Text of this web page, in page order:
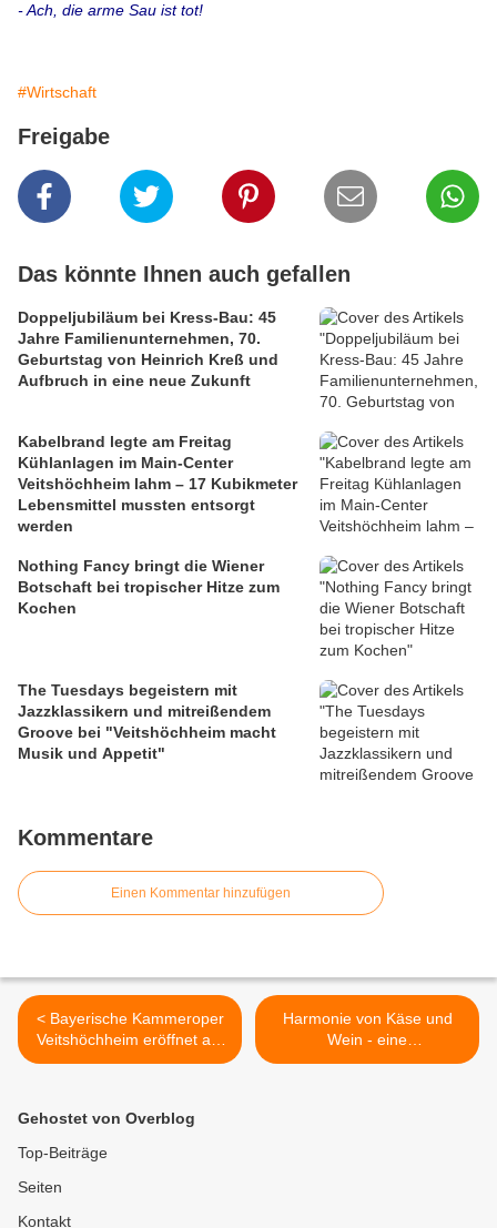
- Ach, die arme Sau ist tot!
#Wirtschaft
Freigabe
Das könnte Ihnen auch gefallen
Doppeljubiläum bei Kress-Bau: 45
Jahre Familienunternehmen, 70.
Geburtstag von Heinrich Kreß und
Aufbruch in eine neue Zukunft
Kabelbrand legte am Freitag
Kühlanlagen im Main-Center
Veitshöchheim lahm – 17 Kubikmeter
Lebensmittel mussten entsorgt
werden
Nothing Fancy bringt die Wiener
Botschaft bei tropischer Hitze zum
Kochen
The Tuesdays begeistern mit
Jazzklassikern und mitreißendem
Groove bei "Veitshöchheim macht
Musik und Appetit"
Kommentare
Einen Kommentar hinzufügen
< Bayerische Kammeroper
Veitshöchheim eröffnet am
1. Juni Mozartsommer mit
Harmonie von Käse und
Wein - eine
hochinteressante,
Gehostet von Overblog
Top-Beiträge
Seiten
Kontakt